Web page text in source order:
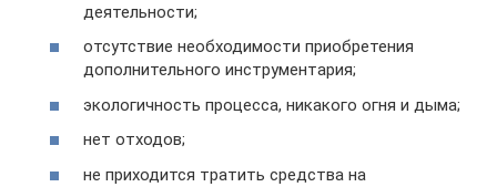
деятельности;
отсутствие необходимости приобретения
дополнительного инструментария;
экологичность процесса, никакого огня и дыма;
нет отходов;
не приходится тратить средства на